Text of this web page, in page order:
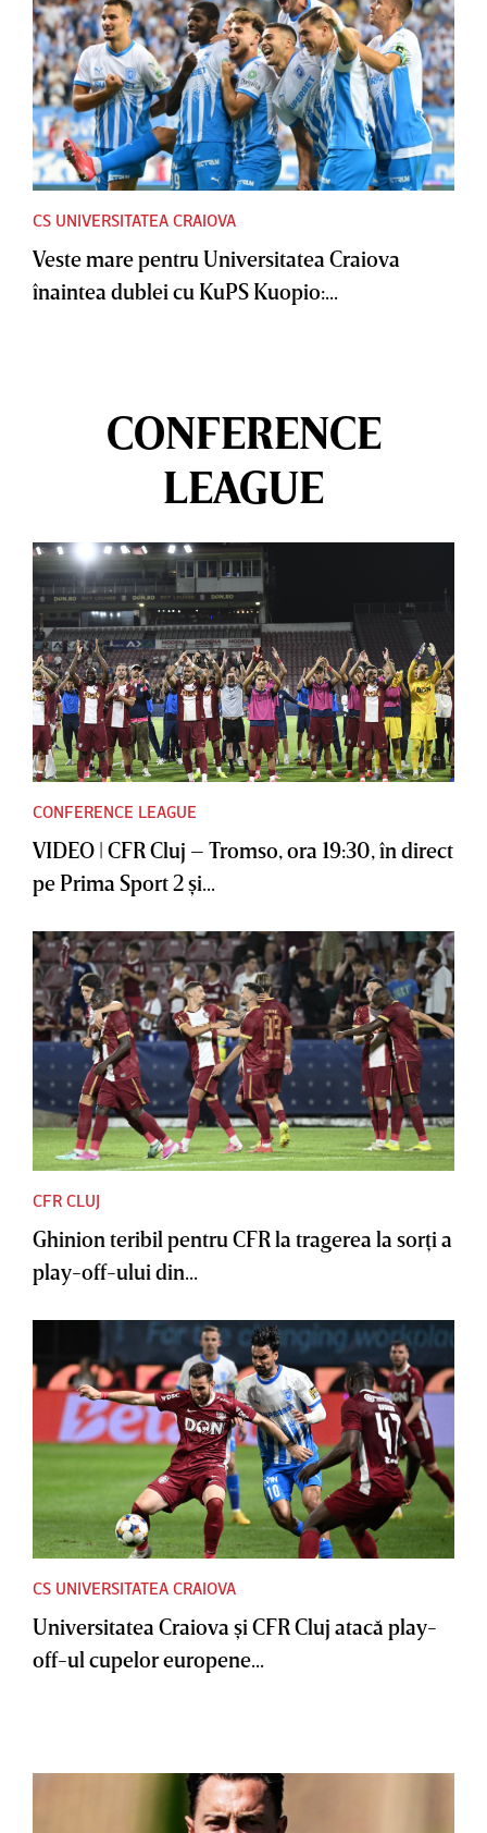
CS UNIVERSITATEA CRAIOVA
Veste mare pentru Universitatea Craiova
înaintea dublei cu KuPS Kuopio:...
CONFERENCE
LEAGUE
CONFERENCE LEAGUE
VIDEO | CFR Cluj – Tromso, ora 19:30, în direct
pe Prima Sport 2 şi...
CFR CLUJ
Ghinion teribil pentru CFR la tragerea la sorţi a
play-off-ului din...
CS UNIVERSITATEA CRAIOVA
Universitatea Craiova şi CFR Cluj atacă play-
off-ul cupelor europene...